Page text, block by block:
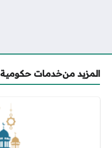
المزيد منخدمات حكومية